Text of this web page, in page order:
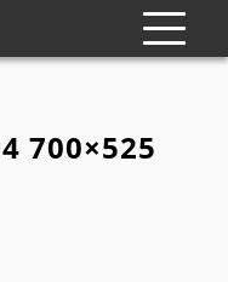
700×525